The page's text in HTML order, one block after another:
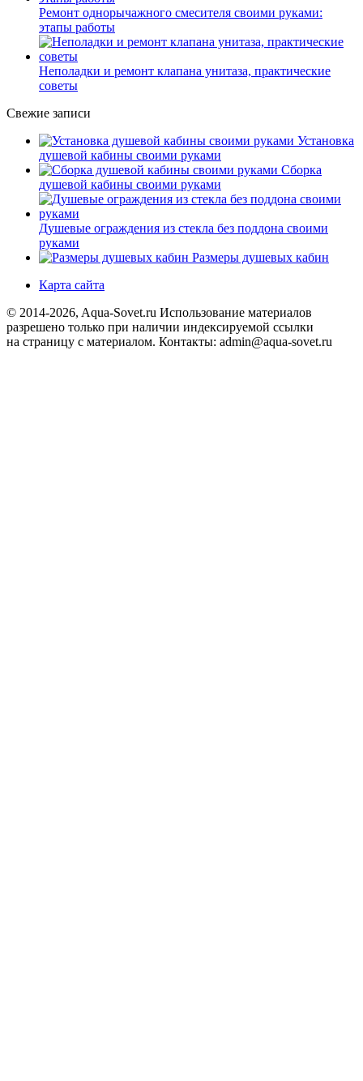
Ремонт однорычажного смесителя своими руками:
этапы работы
Неполадки и ремонт клапана унитаза, практические
советы
Свежие записи
Установка
душевой кабины своими руками
Сборка
душевой кабины своими руками
Душевые ограждения из стекла без поддона своими
руками
Размеры душевых кабин
Карта сайта
© 2014-2026, Aqua-Sovet.ru Использование материалов
разрешено только при наличии индексируемой ссылки
на страницу с материалом. Контакты: admin@aqua-sovet.ru